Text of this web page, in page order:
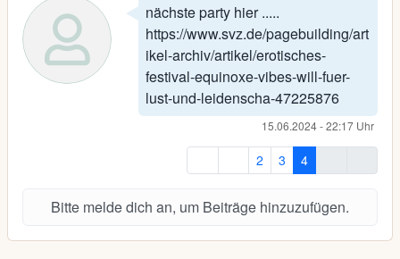
nächste party hier .....
https://www.svz.de/pagebuilding/art
ikel-archiv/artikel/erotisches-
festival-equinoxe-vibes-will-fuer-
lust-und-leidenscha-47225876
15.06.2024 - 22:17 Uhr
2 3 4
Bitte melde dich an, um Beiträge hinzuzufügen.